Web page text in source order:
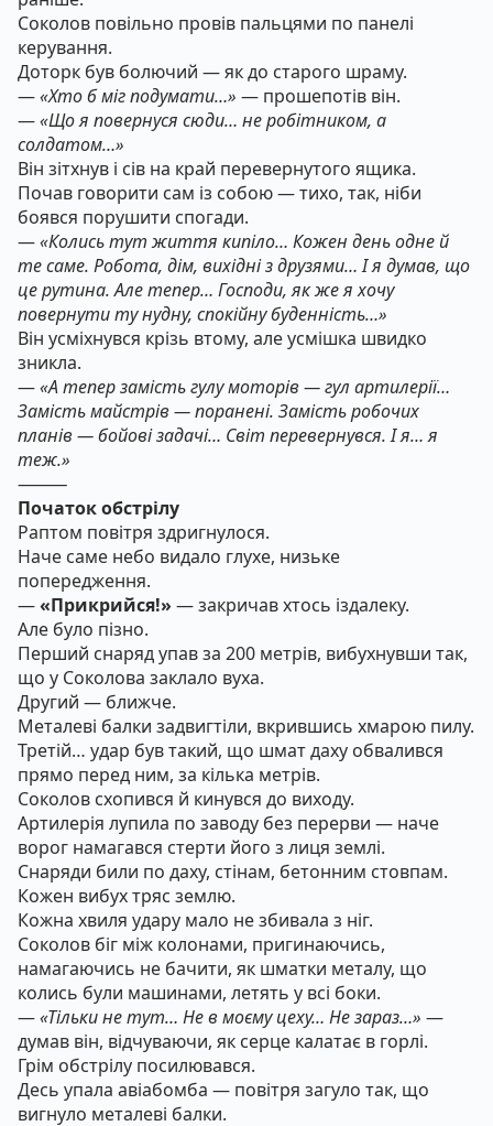
Соколов повільно провів пальцями по панелі
керування.
Доторк був болючий — як до старого шраму.
—«Хто б міг подумати…» — прошепотів він.
—«Що я повернуся сюди… не робітником, а
солдатом…»
Він зітхнув і сів на край перевернутого ящика.
Почав говорити сам із собою — тихо, так, ніби
боявся порушити спогади.
—«Колись тут життя кипіло… Кожен день одне й
те саме. Робота, дім, вихідні з друзями… І я думав, що
це рутина. Але тепер… Господи, як же я хочу
повернути ту нудну, спокійну буденність…»
Він усміхнувся крізь втому, але усмішка швидко
зникла.
—«А тепер замість гулу моторів — гул артилерії…
Замість майстрів — поранені. Замість робочих
планів — бойові задачі… Світ перевернувся. І я… я
теж.»
⸻
Початок обстрілу
Раптом повітря здригнулося.
Наче саме небо видало глухе, низьке
попередження.
—«Прикрийся!» — закричав хтось іздалеку.
Але було пізно.
Перший снаряд упав за 200 метрів, вибухнувши так,
що у Соколова заклало вуха.
Другий — ближче.
Металеві балки задвигтіли, вкрившись хмарою пилу.
Третій… удар був такий, що шмат даху обвалився
прямо перед ним, за кілька метрів.
Соколов схопився й кинувся до виходу.
Артилерія лупила по заводу без перерви — наче
ворог намагався стерти його з лиця землі.
Снаряди били по даху, стінам, бетонним стовпам.
Кожен вибух тряс землю.
Кожна хвиля удару мало не збивала з ніг.
Соколов біг між колонами, пригинаючись,
намагаючись не бачити, як шматки металу, що
колись були машинами, летять у всі боки.
—«Тільки не тут… Не в моєму цеху… Не зараз…» —
думав він, відчуваючи, як серце калатає в горлі.
Грім обстрілу посилювався.
Десь упала авіабомба — повітря загуло так, що
вигнуло металеві балки.